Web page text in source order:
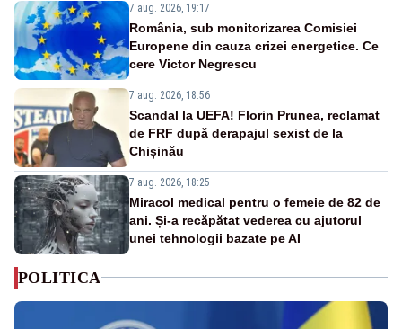
7 aug. 2026, 19:17
România, sub monitorizarea Comisiei
Europene din cauza crizei energetice. Ce
cere Victor Negrescu
7 aug. 2026, 18:56
Scandal la UEFA! Florin Prunea, reclamat
de FRF după derapajul sexist de la
Chișinău
7 aug. 2026, 18:25
Miracol medical pentru o femeie de 82 de
ani. Și-a recăpătat vederea cu ajutorul
unei tehnologii bazate pe AI
POLITICA